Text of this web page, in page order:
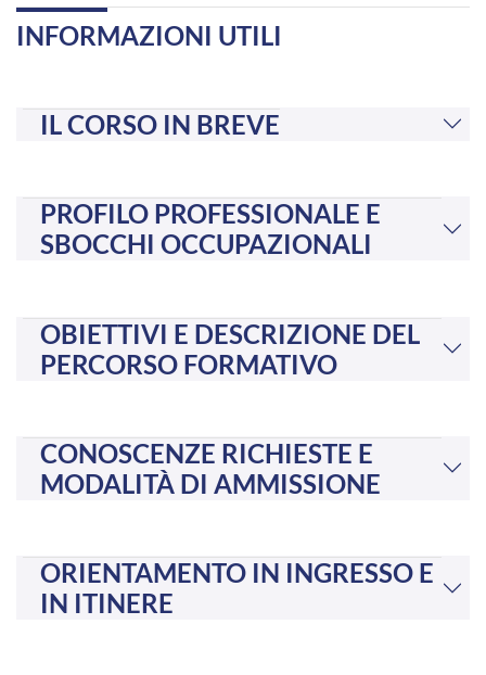
INFORMAZIONI UTILI
IL CORSO IN BREVE
PROFILO PROFESSIONALE E
SBOCCHI OCCUPAZIONALI
OBIETTIVI E DESCRIZIONE DEL
PERCORSO FORMATIVO
CONOSCENZE RICHIESTE E
MODALITÀ DI AMMISSIONE
ORIENTAMENTO IN INGRESSO E
IN ITINERE